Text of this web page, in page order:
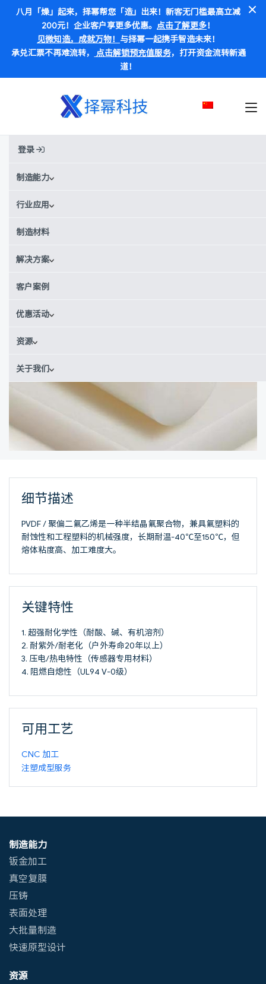
八月「燥」起来，择幂帮您「造」出来！新客无门槛最高立减
200元！企业客户享更多优惠。 点击了解更多！
见微知造，成就万物！ 与择幂一起携手智造未来！
承兑汇票不再难流转， 点击解锁预充值服务，打开资金流转新通
道！
登录
制造能力
行业应用
制造材料
解决方案
客户案例
优惠活动
资源
关于我们
首页材料PVDF
PVDF
别称:PVDF / 聚偏二氟乙烯
价格范围：
获取实时报价
细节描述
PVDF / 聚偏二氟乙烯是一种半结晶氟聚合物，兼具氟塑料的
耐蚀性和工程塑料的机械强度，长期耐温-40℃至150℃，但
熔体粘度高、加工难度大。
关键特性
1. 超强耐化学性（耐酸、碱、有机溶剂）
2. 耐紫外/耐老化（户外寿命20年以上）
3. 压电/热电特性（传感器专用材料）
4. 阻燃自熄性（UL94 V-0级）
可用工艺
CNC 加工
注塑成型服务
制造能力
钣金加工
真空复膜
压铸
表面处理
大批量制造
快速原型设计
资源